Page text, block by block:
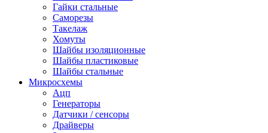
Гайки стальные
Саморезы
Такелаж
Хомуты
Шайбы изоляционные
Шайбы пластиковые
Шайбы стальные
Микросхемы
Ацп
Генераторы
Датчики / сенсоры
Драйверы